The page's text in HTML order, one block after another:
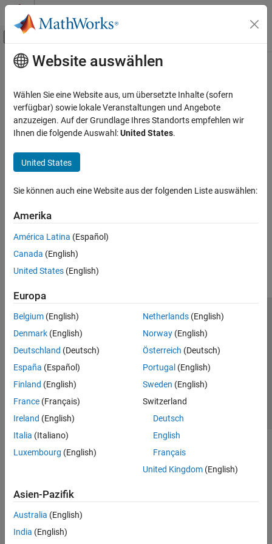
Weiter zum Inhalt
Umschaltung für Off-Canvas-
Startseite der Dokumentation
Hauptinhalt
How useful was this information?
Website auswählen
Wählen Sie eine Website aus, um übersetzte Inhalte (sofern
verfügbar) sowie lokale Veranstaltungen und Angebote
anzuzeigen. Auf der Grundlage Ihres Standorts empfehlen wir
Ihnen die folgende Auswahl:United States.
United States
Sie können auch eine Website aus der folgenden Liste auswählen:
Amerika
América Latina (Español)
Canada (English)
United States (English)
Europa
Belgium (English)
Denmark (English)
Deutschland (Deutsch)
España (Español)
Finland (English)
France (Français)
Ireland (English)
Italia (Italiano)
Luxembourg (English)
Netherlands(English)
Norway(English)
Österreich (Deutsch)
Portugal (English)
Sweden (English)
Switzerland
Deutsch
English
Français
United Kingdom(English)
Asien-Pazifik
Australia (English)
India (English)
Trust Center
Datenschutz-Richtlinien
Datendiebstahl verhindern
Status von Anwendungen
© 1994-2026 The MathWorks, Inc.
Website auswählen
Deutschland